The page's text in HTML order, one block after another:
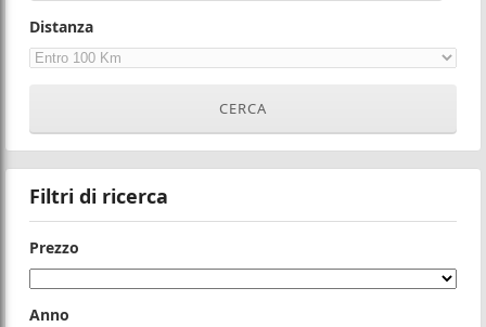
Distanza
Filtri di ricerca
Prezzo
Anno